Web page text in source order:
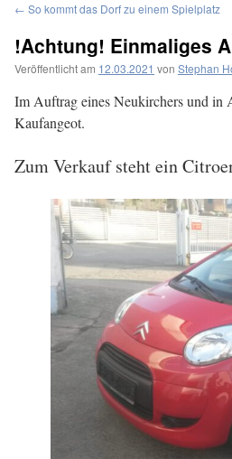
springen
← So kommt das Dorf zu einem Spielplatz
!Achtung! Einmaliges
Veröffentlicht am 12.03.2021 von Stephan
Im Auftrag eines Neukirchers und in
Kaufangeot.
Zum Verkauf steht ein